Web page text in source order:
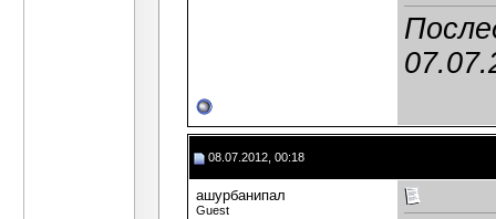
08.07.2012, 00:18
ашурбанипал
Guest